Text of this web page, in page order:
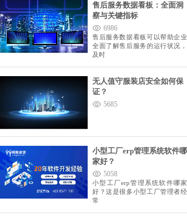
售后服务数据看板：全面洞
察与关键指标
6986
售后服务数据看板可以帮助企业
全面了解售后服务的运行状况，
及时
无人值守服装店安全如何保
证？
5685
小型工厂erp管理系统软件哪
家好？
5058
小型工厂erp管理系统软件哪家
好？这是很多小型工厂管理者经
常